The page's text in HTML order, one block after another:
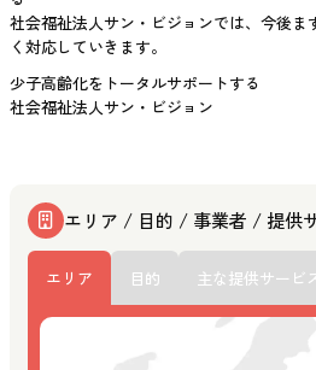
社会福祉法人サン・ビジョンでは、今後ま
く対応していきます。
少子高齢化をトータルサポートする
社会福祉法人サン・ビジョン
エリア / 目的 / 事業者 / 提供
エリア 目的 主な提供サービ